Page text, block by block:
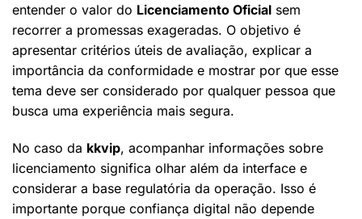
entender o valor do Licenciamento Oficial sem
recorrer a promessas exageradas. O objetivo é
apresentar critérios úteis de avaliação, explicar a
importância da conformidade e mostrar por que esse
tema deve ser considerado por qualquer pessoa que
busca uma experiência mais segura.
No caso da kkvip, acompanhar informações sobre
licenciamento significa olhar além da interface e
considerar a base regulatória da operação. Isso é
importante porque confiança digital não depende